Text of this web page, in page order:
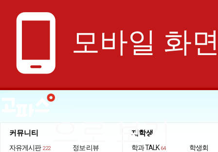
phone_android 모바일 화
으로 보기
커뮤니티
자유게시판 222
정보·리뷰
재학생
학과 TALK 64
학생회